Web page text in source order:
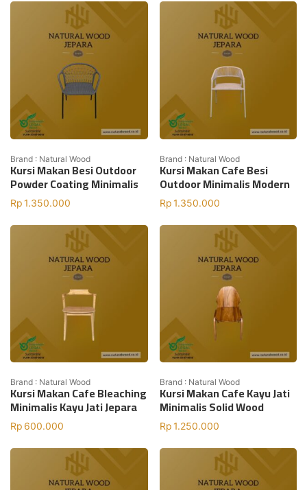
Brand : Natural Wood
Kursi Makan Besi Outdoor
Powder Coating Minimalis
Rp1.350.000
Brand : Natural Wood
Kursi Makan Cafe Besi
Outdoor Minimalis Modern
Rp1.350.000
Brand : Natural Wood
Kursi Makan Cafe Bleaching
Minimalis Kayu Jati Jepara
Rp 600.000
Brand : Natural Wood
Kursi Makan Cafe Kayu Jati
Minimalis Solid Wood
Rp1.250.000